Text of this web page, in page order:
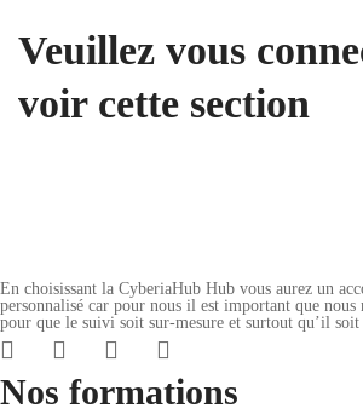
Veuillez vous
voir cette section
En choisissant la CyberiaHub Hub vous aurez un
personnalisé car pour nous il est important que nous
pour que le suivi soit sur-mesure et surtout qu’il soit
Nos formations